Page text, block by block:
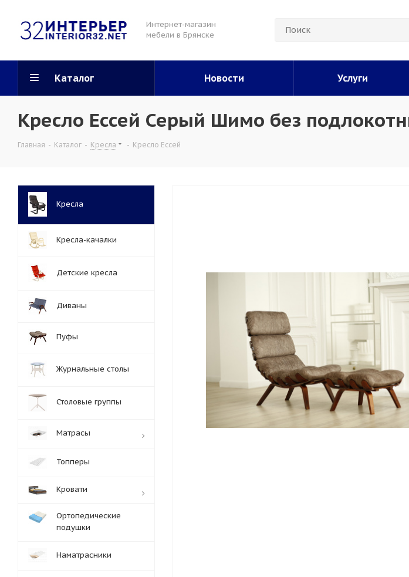
Интернет-магазин
мебели в Брянске
Каталог Новости Услуги
Кресло Ессей Серый Шимо без
Главная - Каталог - Кресла - Кресло Ессей
Кресла
Кресла-качалки
Детские кресла
Диваны
Пуфы
Журнальные столы
Столовые группы
Матрасы
Топперы
Кровати
Ортопедические
подушки
Наматрасники